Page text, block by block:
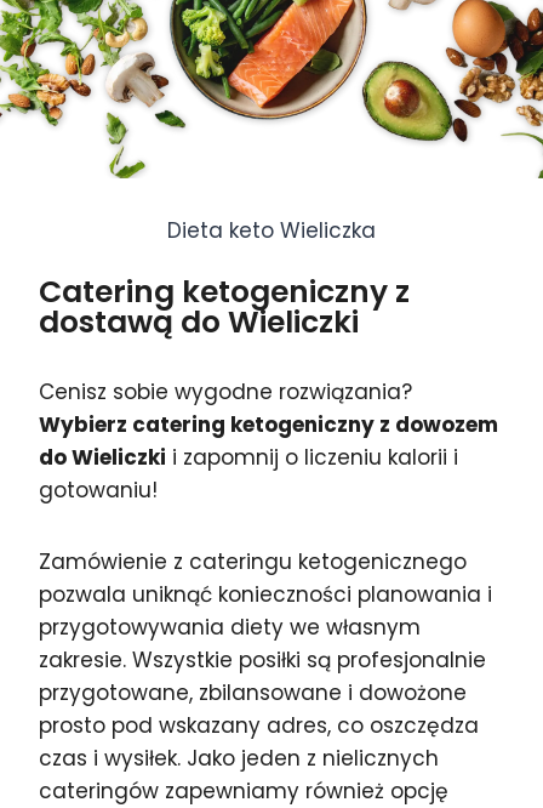
Dieta keto Wieliczka
Catering ketogeniczny z
dostawą do Wieliczki
Cenisz sobie wygodne rozwiązania?
Wybierz catering ketogeniczny z dowozem
do Wieliczki i zapomnij o liczeniu kalorii i
gotowaniu!
Zamówienie z cateringu ketogenicznego
pozwala uniknąć konieczności planowania i
przygotowywania diety we własnym
zakresie. Wszystkie posiłki są profesjonalnie
przygotowane, zbilansowane i dowożone
prosto pod wskazany adres, co oszczędza
czas i wysiłek. Jako jeden z nielicznych
cateringów zapewniamy również opcję